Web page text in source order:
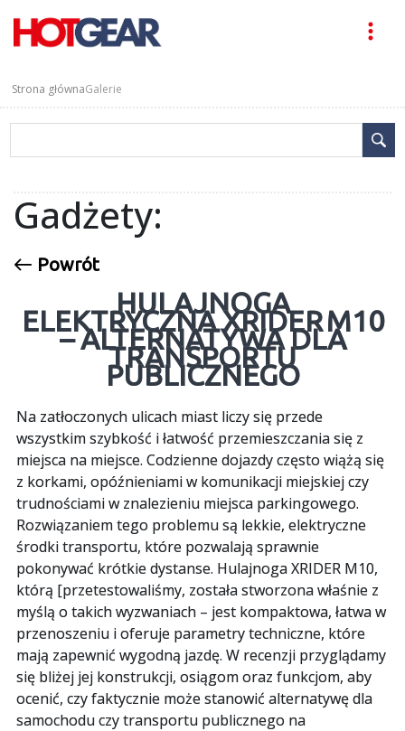
Strona głównaGalerie
Gadżety:
Powrót
HULAJNOGA
ELEKTRYCZNA XRIDER M10
– ALTERNATYWA DLA
TRANSPORTU
PUBLICZNEGO
Na zatłoczonych ulicach miast liczy się przede
wszystkim szybkość i łatwość przemieszczania się z
miejsca na miejsce. Codzienne dojazdy często wiążą się
z korkami, opóźnieniami w komunikacji miejskiej czy
trudnościami w znalezieniu miejsca parkingowego.
Rozwiązaniem tego problemu są lekkie, elektryczne
środki transportu, które pozwalają sprawnie
pokonywać krótkie dystanse. Hulajnoga XRIDER M10,
którą [przetestowaliśmy, została stworzona właśnie z
myślą o takich wyzwaniach – jest kompaktowa, łatwa w
przenoszeniu i oferuje parametry techniczne, które
mają zapewnić wygodną jazdę. W recenzji przyglądamy
się bliżej jej konstrukcji, osiągom oraz funkcjom, aby
ocenić, czy faktycznie może stanowić alternatywę dla
samochodu czy transportu publicznego na